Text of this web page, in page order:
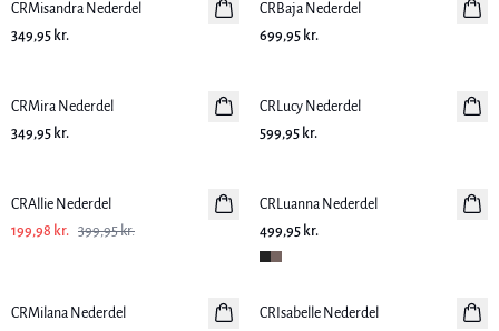
Nyhed
CRMisandra Nederdel
349,95 kr.
Nyhed
CRBaja Nederdel
699,95 kr.
Nyhed
CRMira Nederdel
349,95 kr.
Nyhed
CRLucy Nederdel
599,95 kr.
CRAllie Nederdel
199,98 kr. 399,95 kr.
Nyhed
CRLuanna Nederdel
499,95 kr.
CRMilana Nederdel
-30%
CRIsabelle Nederdel